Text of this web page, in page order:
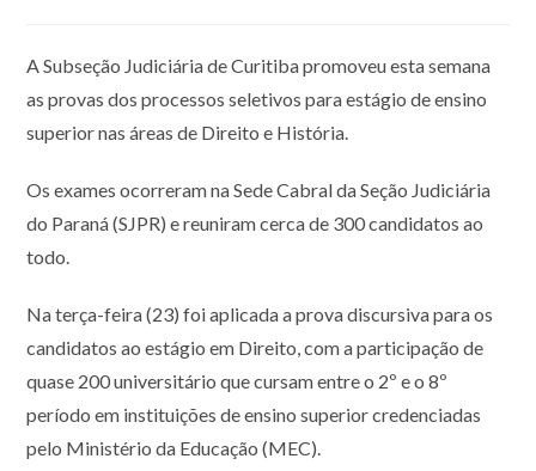
A Subseção Judiciária de Curitiba promoveu esta semana
as provas dos processos seletivos para estágio de ensino
superior nas áreas de Direito e História.
Os exames ocorreram na Sede Cabral da Seção Judiciária
do Paraná (SJPR) e reuniram cerca de 300 candidatos ao
todo.
Na terça-feira (23) foi aplicada a prova discursiva para os
candidatos ao estágio em Direito, com a participação de
quase 200 universitário que cursam entre o 2º e o 8º
período em instituições de ensino superior credenciadas
pelo Ministério da Educação (MEC).